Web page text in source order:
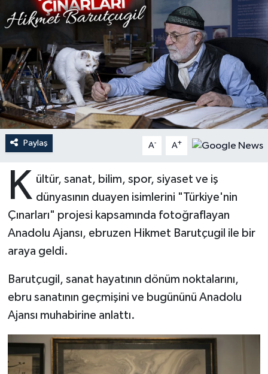
Paylaş A- A+
K ültür, sanat, bilim, spor, siyaset ve iş
dünyasının duayen isimlerini "Türkiye'nin
Çınarları" projesi kapsamında fotoğraflayan
Anadolu Ajansı, ebruzen Hikmet Barutçugil ile bir
araya geldi.
Barutçugil, sanat hayatının dönüm noktalarını,
ebru sanatının geçmişini ve bugününü Anadolu
Ajansı muhabirine anlattı.
Aydın Müftülüğü
Balıkesir Müftülüğü
Bartın Müftülüğü
Batman Müftülüğü
Bayburt Müftülüğü
Bilecik Müftülüğü
Bingöl Müftülüğü
Bitlis Müftülüğü
Burdur Müftülüğü
Bursa Müftülüğü
Çanakkale Müftülüğü
Mukabele
Peygamberimizin Hayatı
Ramazan
Sahabeler
Zekat
DİYANET GENÇLİK
DİYANET RADYO/TV
DEPREM
Dünya
Eğitim
Kültür-Sanat
Aile
Sağlık
Ekonomi
Duyurular
Podcast